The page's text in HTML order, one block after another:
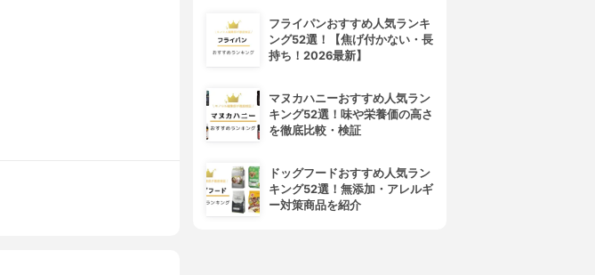
フライパンおすすめ人気ランキ
ング52選！【焦げ付かない・長
持ち！2026最新】
マヌカハニーおすすめ人気ラン
キング52選！味や栄養価の高さ
を徹底比較・検証
ドッグフードおすすめ人気ラン
キング52選！無添加・アレルギ
ー対策商品を紹介